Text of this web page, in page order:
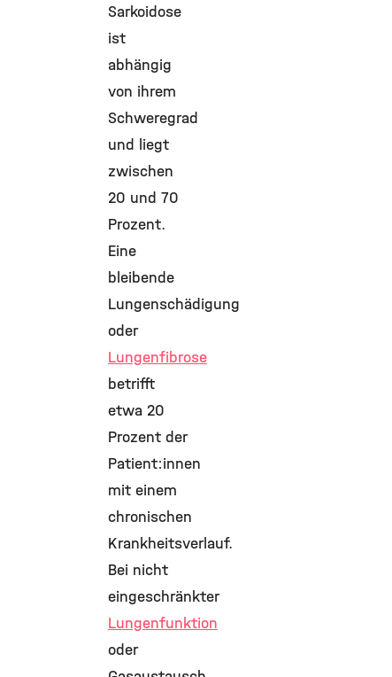
Sarkoidose
ist
abhängig
von ihrem
Schweregrad
und liegt
zwischen
20 und 70
Prozent.
Eine
bleibende
Lungenschädigung
oder
Lungenfibrose
betrifft
etwa 20
Prozent der
Patient:innen
mit einem
chronischen
Krankheitsverlauf.
Bei nicht
eingeschränkter
Lungenfunktion
oder